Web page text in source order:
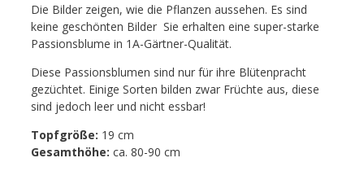
Die Bilder zeigen, wie die Pflanzen aussehen. Es sind
keine geschönten Bilder  Sie erhalten eine super-starke
Passionsblume in 1A-Gärtner-Qualität.
Diese Passionsblumen sind nur für ihre Blütenpracht
gezüchtet. Einige Sorten bilden zwar Früchte aus, diese
sind jedoch leer und nicht essbar!
Topfgröße: 19 cm
Gesamthöhe: ca. 80-90 cm